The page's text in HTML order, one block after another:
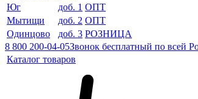
Юг
доб. 1 ОПТ
Мытищи
доб. 2 ОПТ
Одинцово
доб. 3 РОЗНИЦА
8 800 200-04-05Звонок бесплатный по всей
Каталог товаров